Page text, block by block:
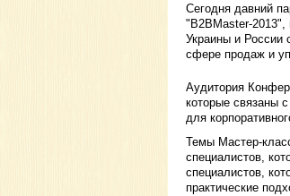
Сегодня давний
"B2BMaster-2013",
Украины и России
сфере продаж и
Аудитория
которые связаны
для
Темы Мастер-
специалистов,
специалистов,
практические